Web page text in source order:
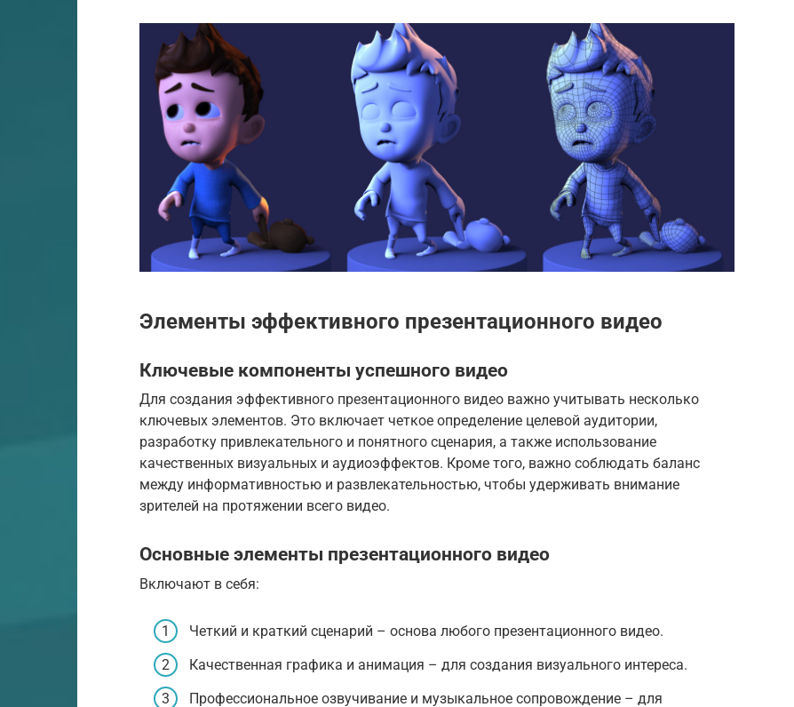
Элементы эффективного презентационного видео
Ключевые компоненты успешного видео
Для создания эффективного презентационного видео важно учитывать несколько
ключевых элементов. Это включает четкое определение целевой аудитории,
разработку привлекательного и понятного сценария, а также использование
качественных визуальных и аудиоэффектов. Кроме того, важно соблюдать баланс
между информативностью и развлекательностью, чтобы удерживать внимание
зрителей на протяжении всего видео.
Основные элементы презентационного видео
Включают в себя:
Четкий и краткий сценарий – основа любого презентационного видео.
Качественная графика и анимация – для создания визуального интереса.
Профессиональное озвучивание и музыкальное сопровождение – для